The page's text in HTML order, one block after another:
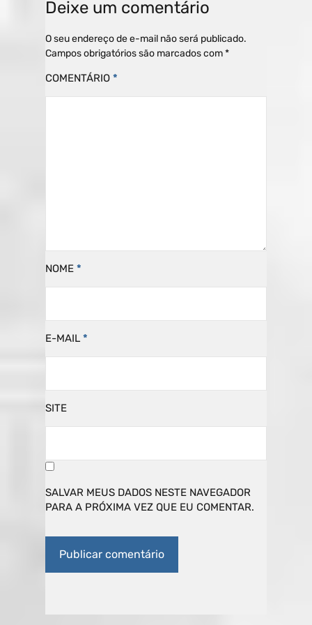
s
A
p
p
gr
a
m
e
b
o
l
ar
til
Deixe um comentário
O seu endereço de e-mail não será publicado.
Campos obrigatórios são marcados com*
COMENTÁRIO *
NOME *
E-MAIL *
SITE
SALVAR MEUS DADOS NESTE NAVEGADOR
PARA A PRÓXIMA VEZ QUE EU COMENTAR.